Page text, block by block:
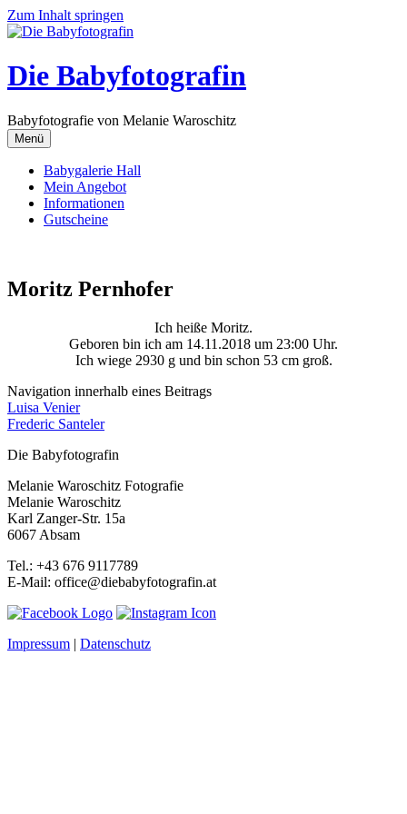
Zum Inhalt springen
Die Babyfotografin
Babyfotografie von Melanie Waroschitz
Menü
Babygalerie Hall
Mein Angebot
Informationen
Gutscheine
Moritz Pernhofer
Ich heiße Moritz.
Geboren bin ich am 14.11.2018 um 23:00 Uhr.
Ich wiege 2930 g und bin schon 53 cm groß.
Navigation innerhalb eines Beitrags
Luisa Venier
Frederic Santeler
Die Babyfotografin
Melanie Waroschitz Fotografie
Melanie Waroschitz
Karl Zanger-Str. 15a
6067 Absam
Tel.: +43 676 9117789
E-Mail: office@diebabyfotografin.at
Impressum | Datenschutz